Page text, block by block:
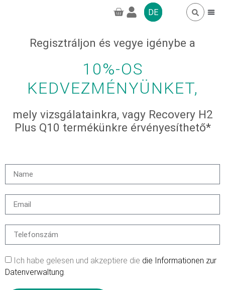
DE
Regisztráljon és vegye igénybe a
10%-OS
KEDVEZMÉNYÜNKET,
mely vizsgálatainkra, vagy Recovery H2
Plus Q10 termékünkre érvényesíthető*
Ich habe gelesen und akzeptiere die die Informationen zur
Datenverwaltung